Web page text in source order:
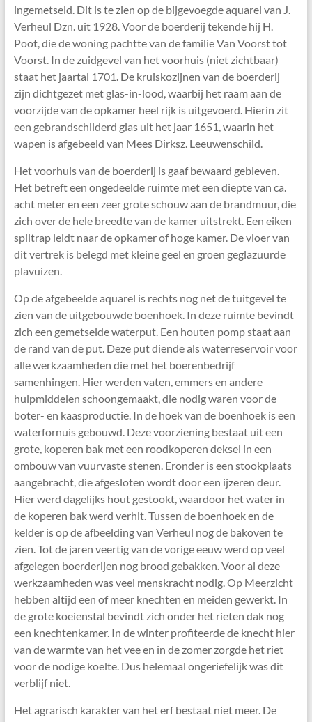
ingemetseld. Dit is te zien op de bijgevoegde aquarel van J.
Verheul Dzn. uit 1928. Voor de boerderij tekende hij H.
Poot, die de woning pachtte van de familie Van Voorst tot
Voorst. In de zuidgevel van het voorhuis (niet zichtbaar)
staat het jaartal 1701. De kruiskozijnen van de boerderij
zijn dichtgezet met glas-in-lood, waarbij het raam aan de
voorzijde van de opkamer heel rijk is uitgevoerd. Hierin zit
een gebrandschilderd glas uit het jaar 1651, waarin het
wapen is afgebeeld van Mees Dirksz. Leeuwenschild.
Het voorhuis van de boerderij is gaaf bewaard gebleven.
Het betreft een ongedeelde ruimte met een diepte van ca.
acht meter en een zeer grote schouw aan de brandmuur, die
zich over de hele breedte van de kamer uitstrekt. Een eiken
spiltrap leidt naar de opkamer of hoge kamer. De vloer van
dit vertrek is belegd met kleine geel en groen geglazuurde
plavuizen.
Op de afgebeelde aquarel is rechts nog net de tuitgevel te
zien van de uitgebouwde boenhoek. In deze ruimte bevindt
zich een gemetselde waterput. Een houten pomp staat aan
de rand van de put. Deze put diende als waterreservoir voor
alle werkzaamheden die met het boerenbedrijf
samenhingen. Hier werden vaten, emmers en andere
hulpmiddelen schoongemaakt, die nodig waren voor de
boter- en kaasproductie. In de hoek van de boenhoek is een
waterfornuis gebouwd. Deze voorziening bestaat uit een
grote, koperen bak met een roodkoperen deksel in een
ombouw van vuurvaste stenen. Eronder is een stookplaats
aangebracht, die afgesloten wordt door een ijzeren deur.
Hier werd dagelijks hout gestookt, waardoor het water in
de koperen bak werd verhit. Tussen de boenhoek en de
kelder is op de afbeelding van Verheul nog de bakoven te
zien. Tot de jaren veertig van de vorige eeuw werd op veel
afgelegen boerderijen nog brood gebakken. Voor al deze
werkzaamheden was veel menskracht nodig. Op Meerzicht
hebben altijd een of meer knechten en meiden gewerkt. In
de grote koeienstal bevindt zich onder het rieten dak nog
een knechtenkamer. In de winter profiteerde de knecht hier
van de warmte van het vee en in de zomer zorgde het riet
voor de nodige koelte. Dus helemaal ongeriefelijk was dit
verblijf niet.
Het agrarisch karakter van het erf bestaat niet meer. De